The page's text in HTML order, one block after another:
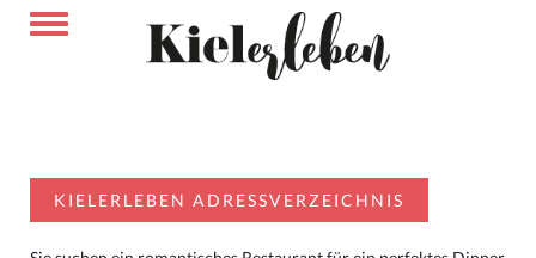
KIELERLEBEN ADRESSVERZEICHNIS